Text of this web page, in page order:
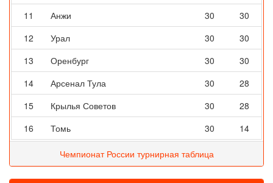
11
Анжи 30
30
12
Урал 30
30
13
Оренбург 30
30
14
Арсенал Тула 30
28
15
Крылья Советов 30
28
16
Томь 30 14
Чемпионат России турнирная таблица